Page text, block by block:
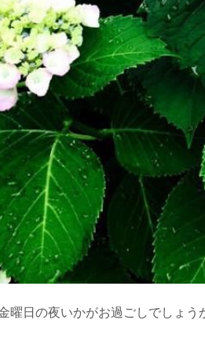
曜日の夜いかがお過ごしでしょう